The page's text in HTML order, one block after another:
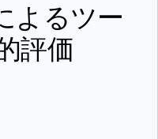
よるツー
評価